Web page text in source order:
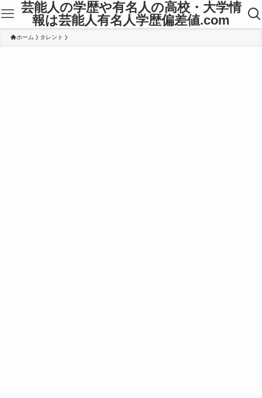
芸能人の学歴や有名人の高校・大学情
報は芸能人有名人学歴偏差値.com
ホーム タレント